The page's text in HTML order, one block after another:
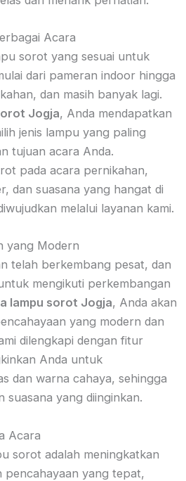
Acara
sorot yang sesuai untuk
dari pameran indoor hingga
dan masih banyak lagi.
Jogja, Anda mendapatkan
jenis lampu yang paling
tujuan acara Anda.
pada acara pernikahan,
dan suasana yang hangat di
melalui layanan kami.
yang Modern
telah berkembang pesat, dan
mengikuti perkembangan
lampu sorot Jogja, Anda akan
yang modern dan
dilengkapi dengan fitur
Anda untuk
dan warna cahaya, sehingga
suasana yang diinginkan.
Acara
sorot adalah meningkatkan
pencahayaan yang tepat,